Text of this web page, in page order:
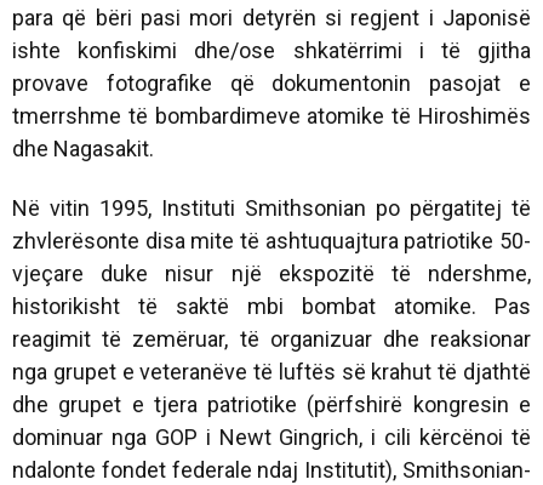
para që bëri pasi mori detyrën si regjent i Japonisë
ishte konfiskimi dhe/ose shkatërrimi i të gjitha
provave fotografike që dokumentonin pasojat e
tmerrshme të bombardimeve atomike të Hiroshimës
dhe Nagasakit.
Në vitin 1995, Instituti Smithsonian po përgatitej të
zhvlerësonte disa mite të ashtuquajtura patriotike 50-
vjeçare duke nisur një ekspozitë të ndershme,
historikisht të saktë mbi bombat atomike. Pas
reagimit të zemëruar, të organizuar dhe reaksionar
nga grupet e veteranëve të luftës së krahut të djathtë
dhe grupet e tjera patriotike (përfshirë kongresin e
dominuar nga GOP i Newt Gingrich, i cili kërcënoi të
ndalonte fondet federale ndaj Institutit), Smithsonian-